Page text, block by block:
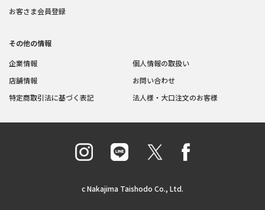
お客さま会員登録
その他の情報
企業情報
店舗情報
特定商取引法に基づく表記
個人情報の取扱い
お問い合わせ
法人様・大口注文のお客様
c Nakajima Taishodo Co., Ltd.